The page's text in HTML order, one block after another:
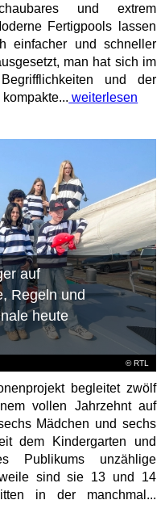
und extrem
Fertigpools lassen
einfacher und schneller
man hat sich im
und der
weiterlesen
© RTL
auf
Regeln und
heute
begleitet zwölf
vollen Jahrzehnt auf
Mädchen und sechs
dem Kindergarten und
Publikums unzählige
sind sie 13 und 14
in der manchmal...